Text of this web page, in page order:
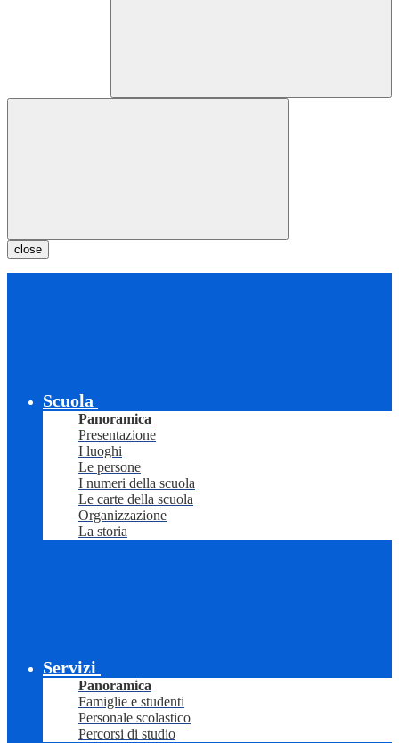
close
Scuola
Panoramica
Presentazione
I luoghi
Le persone
I numeri della scuola
Le carte della scuola
Organizzazione
La storia
Servizi
Panoramica
Famiglie e studenti
Personale scolastico
Percorsi di studio